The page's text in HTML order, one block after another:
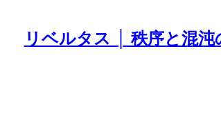
リベルタス │ 秩序と混沌